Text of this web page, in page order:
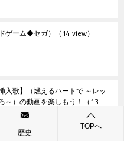
ゲーム◆セガ） （14 view）
入歌】（燃えるハートで ～レッ
～）の動画を楽しもう！ （13
歴史
TOPへ